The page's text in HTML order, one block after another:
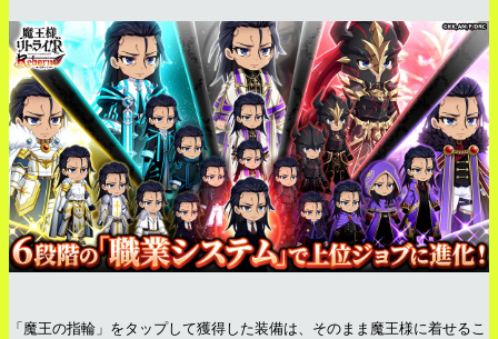
「魔王の指輪」をタップして獲得した装備は、そのまま魔王様に着せるこ